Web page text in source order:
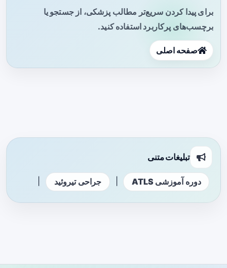
برای پیدا کردن سریع‌تر مطالب پزشکی، از جستجو یا
برچسب‌های پرکاربرد استفاده کنید.
صفحه اصلی
تبلیغات متنی
دوره آموزشی ATLS جراحی تیروئید